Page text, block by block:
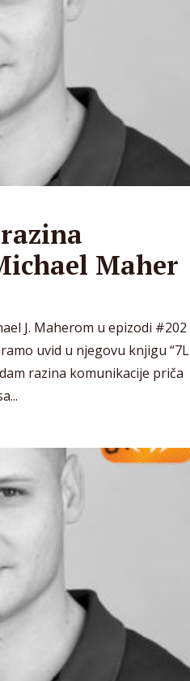
Maher
J. Maherom u epizodi #202
uvid u njegovu knjigu “7L
razina komunikacije priča